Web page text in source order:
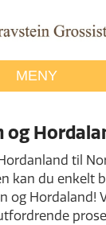
MENY
og
til
kan du enkelt
og Hordaland!